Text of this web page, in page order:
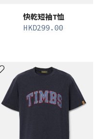
快乾短袖T恤
HKD299.00